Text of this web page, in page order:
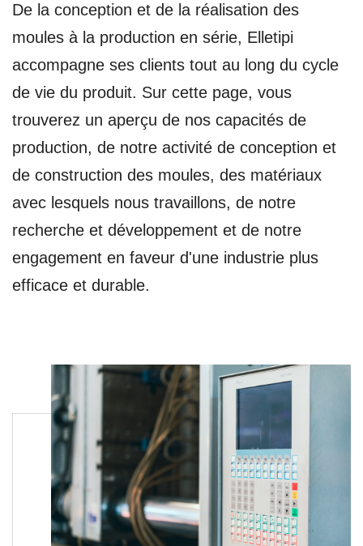
De la conception et de la réalisation des
moules à la production en série, Elletipi
accompagne ses clients tout au long du cycle
de vie du produit. Sur cette page, vous
trouverez un aperçu de nos capacités de
production, de notre activité de conception et
de construction des moules, des matériaux
avec lesquels nous travaillons, de notre
recherche et développement et de notre
engagement en faveur d'une industrie plus
efficace et durable.